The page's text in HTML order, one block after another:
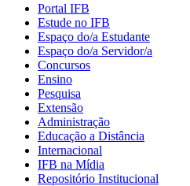
Portal IFB
Estude no IFB
Espaço do/a Estudante
Espaço do/a Servidor/a
Concursos
Ensino
Pesquisa
Extensão
Administração
Educação a Distância
Internacional
IFB na Mídia
Repositório Institucional